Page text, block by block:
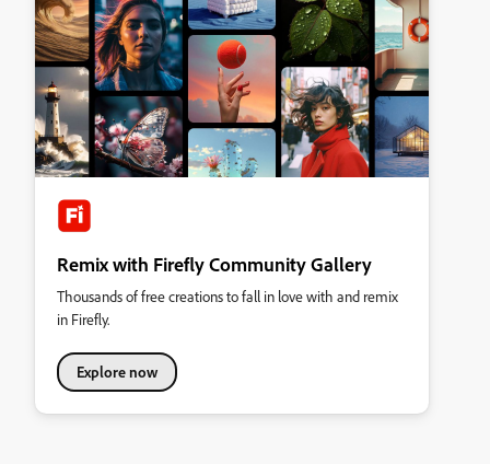
Remix with Firefly Community Gallery
Thousands of free creations to fall in love with and remix
in Firefly.
Explore now